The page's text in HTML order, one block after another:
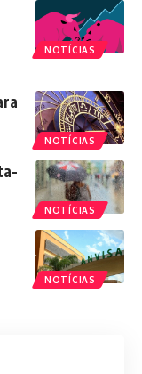
NOTÍCIAS
NOTÍCIAS
NOTÍCIAS
NOTÍCIAS